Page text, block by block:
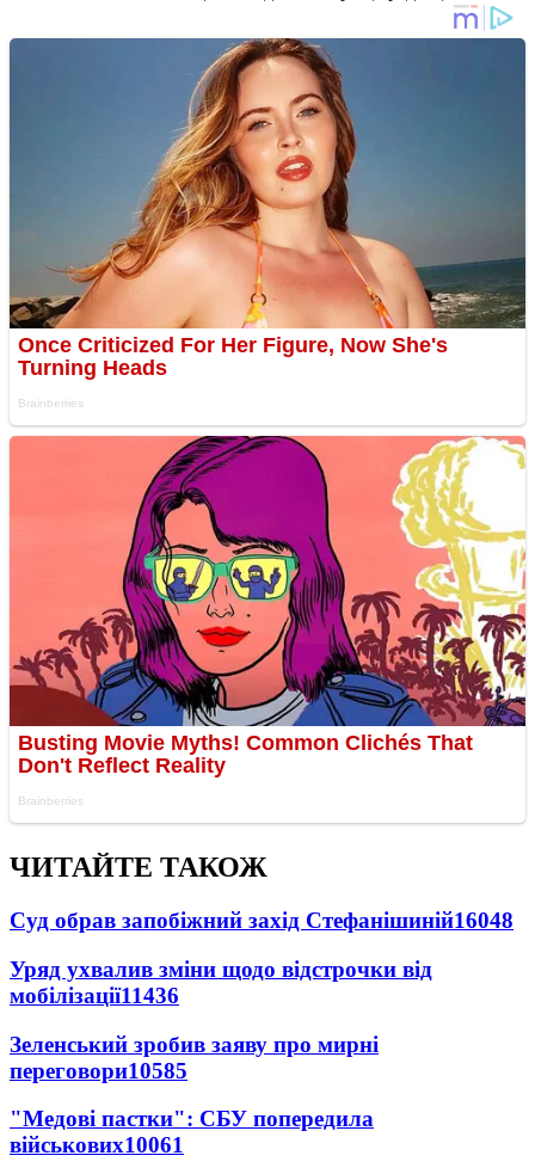
ЧИТАЙТЕ ТАКОЖ
Суд обрав запобіжний захід Стефанішиній16048
Уряд ухвалив зміни щодо відстрочки від
мобілізації11436
Зеленський зробив заяву про мирні
переговори10585
"Медові пастки": СБУ попередила
військових10061